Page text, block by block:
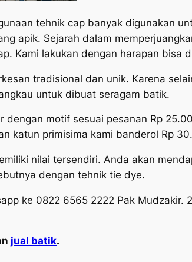
tehnik cap banyak digunakan
apik. Sejarah dalam
Kami lakukan dengan harapan
tradisional dan unik. Karena
untuk dibuat seragam batik.
dengan motif sesuai pesanan Rp
katun primisima kami banderol Rp
nilai tersendiri. Anda akan
dengan tehnik tie dye.
ke 0822 6565 2222 Pak
jual batik.